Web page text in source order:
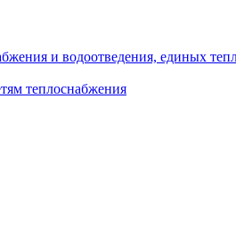
и водоотведения, единых
теплоснабжения